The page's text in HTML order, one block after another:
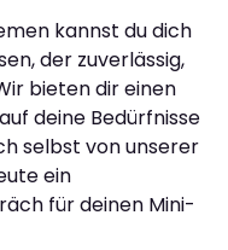
kannst du dich
der zuverlässig,
bieten dir einen
deine Bedürfnisse
selbst von unserer
ein
für deinen Mini-